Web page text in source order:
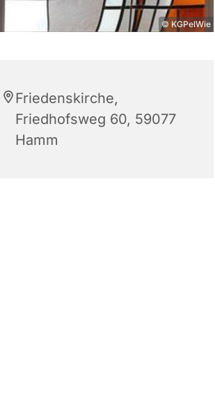
© KGPelWie
Friedenskirche,
Friedhofsweg 60, 59077
Hamm